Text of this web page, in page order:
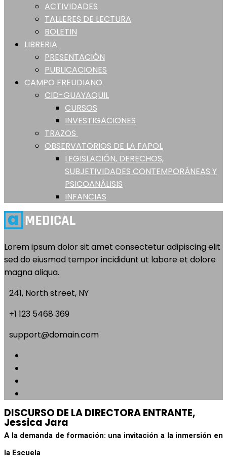
ACTIVIDADES
TALLERES DE LECTURA
BOLETIN
LIBRERIA
PRESENTACIÓN
PUBLICACIONES
CAMPO FREUDIANO
CID-GUAYAQUIL
CURSOS
INVESTIGACIONES
TRAZOS
OBSERVATORIOS DE LA FAPOL
LEGISLACIÓN, DERECHOS,
SUBJETIVIDADES CONTEMPORÁNEAS Y
PSICOANÁLISIS
INFANCIAS
Lorem ipsum dolor sit amet consectetur adipiscing elit
sed do eiusmod tempor incididunt ut labore et dolore
magna aliqua.
241, North street, NY
+1 123 5468 369
support@domain.com
DISCURSO DE LA DIRECTORA ENTRANTE,
Jessica Jara
A la demanda de formación: una invitación a la inmersión en
la Escuela